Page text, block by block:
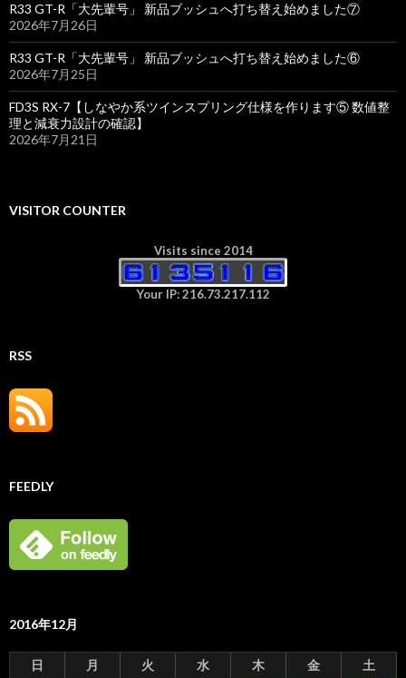
R33 GT-R「大先輩号」 新品ブッシュへ打ち替え始めました⑦
2026年7月26日
R33 GT-R「大先輩号」 新品ブッシュへ打ち替え始めました⑥
2026年7月25日
FD3S RX-7【しなやか系ツインスプリング仕様を作ります⑤ 数値整
理と減衰力設計の確認】
2026年7月21日
VISITOR COUNTER
Visits since 2014
Your IP: 216.73.217.112
RSS
FEEDLY
2016年12月
日 月 火 水 木 金 土